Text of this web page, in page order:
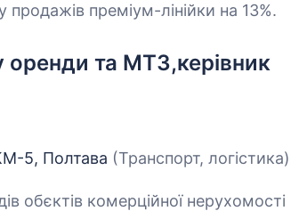
преміум-лінійки на 13%.
оренди та МТЗ,керівник
5, Полтава (Транспорт, логістика)
обєктів комерційної нерухомості